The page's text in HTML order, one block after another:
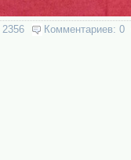
2356 Комментариев: 0